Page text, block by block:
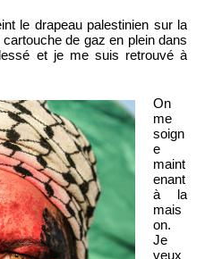
le drapeau palestinien sur la
de gaz en plein dans
et je me suis retrouvé à
On
me
soign
e
maint
enant
à la
mais
on.
Je
veux